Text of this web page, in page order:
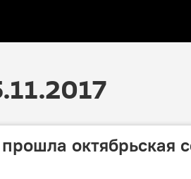
октябрьская